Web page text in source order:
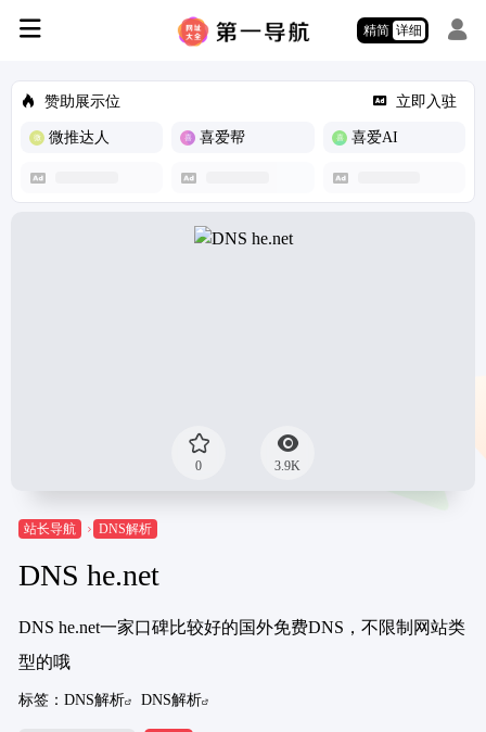
精简 详细
赞助展示位 立即入驻
微推达人 喜爱帮 喜爱AI
0 3.9K
站长导航 DNS解析
DNS he.net
DNS he.net一家口碑比较好的国外免费DNS，不限制网站类
型的哦
标签： DNS解析 DNS解析